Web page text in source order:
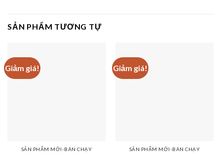
SẢN PHẨM TƯƠNG TỰ
Giảm giá!
SẢN PHẨM MỚI-BÁN CHẠY
Giảm giá!
SẢN PHẨM MỚI-BÁN CHẠY